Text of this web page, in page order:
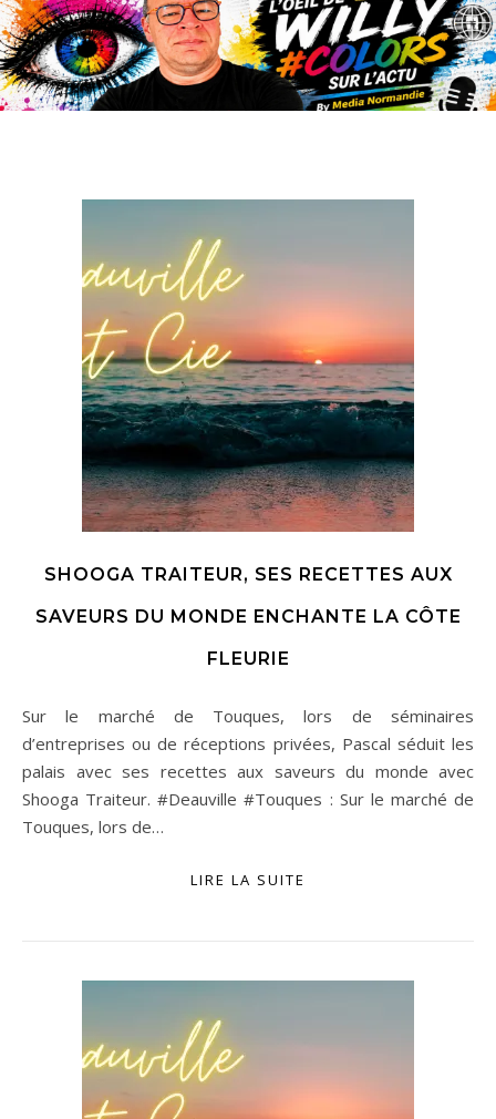
SHOOGA TRAITEUR, SES RECETTES AUX
SAVEURS DU MONDE ENCHANTE LA CÔTE
FLEURIE
Sur le marché de Touques, lors de séminaires
d’entreprises ou de réceptions privées, Pascal séduit les
palais avec ses recettes aux saveurs du monde avec
Shooga Traiteur. #Deauville #Touques : Sur le marché de
Touques, lors de…
LIRE LA SUITE